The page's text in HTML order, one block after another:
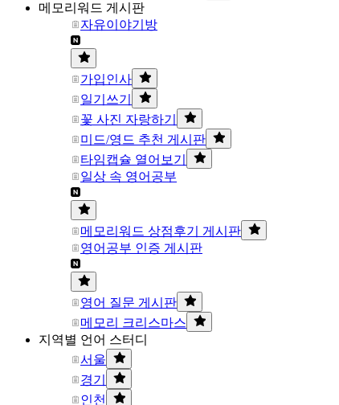
메모리워드 게시판
자유이야기방
가입인사
일기쓰기
꽃 사진 자랑하기
미드/영드 추천 게시판
타임캡슐 열어보기
일상 속 영어공부
메모리워드 상점후기 게시판
영어공부 인증 게시판
영어 질문 게시판
메모리 크리스마스
지역별 언어 스터디
서울
경기
인천